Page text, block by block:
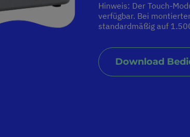
Hinweis: Der Touch-
verfügbar. Bei
standardmäßig auf
Download